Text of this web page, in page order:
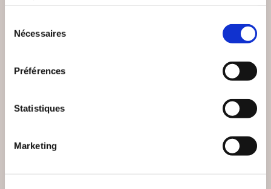
Nécessaires
Préférences
Statistiques
Marketing